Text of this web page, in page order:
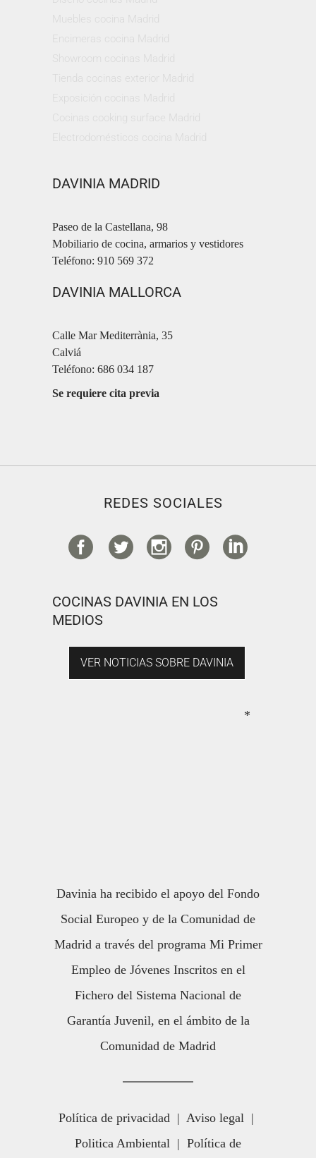
DAVINIA MADRID
Paseo de la Castellana, 98
Mobiliario de cocina, armarios y vestidores
Teléfono: 910 569 372
DAVINIA MALLORCA
Calle Mar Mediterrània, 35
Calviá
Teléfono: 686 034 187
Se requiere cita previa
REDES SOCIALES
COCINAS DAVINIA EN LOS
MEDIOS
VER NOTICIAS SOBRE DAVINIA
*
Davinia ha recibido el apoyo del Fondo
Social Europeo y de la Comunidad de
Madrid a través del programa Mi Primer
Empleo de Jóvenes Inscritos en el
Fichero del Sistema Nacional de
Garantía Juvenil, en el ámbito de la
Comunidad de Madrid
Política de privacidad | Aviso legal |
Politica Ambiental | Política de